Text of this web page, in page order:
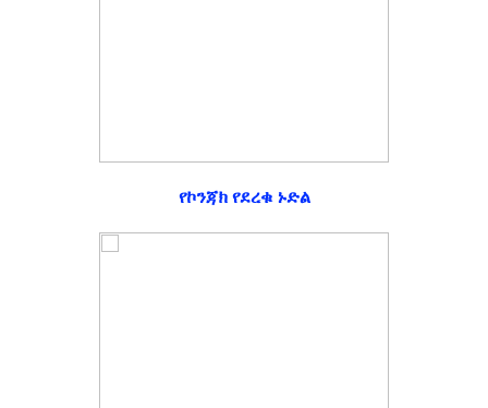
የኮንጃክ የደረቁ ኑድል